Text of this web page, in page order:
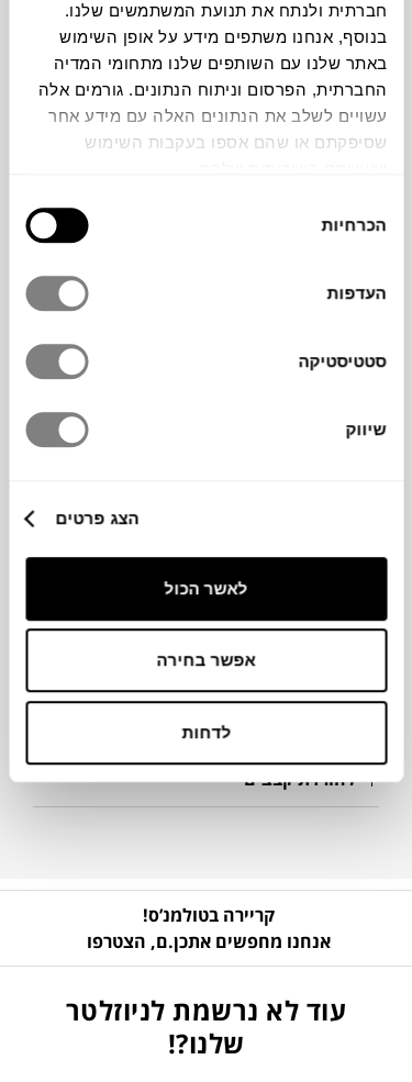
חברתית ולנתח את תנועת המשתמשים שלנו.
בנוסף, אנחנו משתפים מידע על אופן השימוש
באתר שלנו עם השותפים שלנו מתחומי המדיה
החברתית, הפרסום וניתוח הנתונים. גורמים אלה
עשויים לשלב את הנתונים האלה עם מידע אחר
שסיפקתם או שהם אספו בעקבות השימוש
הסכמה
הכרחיות
העדפות
סטטיסטיקה
שיווק
הצג פרטים
לאשר הכול
אפשר בחירה
לדחות
שולחן חוץ CERAMIC של הסטודיו הבלגי
Muller Van Severen למותג
HAY, מגדיר
מחדש את חוויית הישיבה בחוץ. אלמנטים
קלאסיים זוכים לטוויסט עכשווי אשר יוצר שולחן
חוץ אידיאלי. עיצובו נעשה תוך הקפדה על
מותג
מידות
מיקום
להורדת קבצים
קריירה בטולמנ’ס!
אנחנו מחפשים אתכן.ם, הצטרפו
עוד לא נרשמת לניוזלטר
שלנו?!